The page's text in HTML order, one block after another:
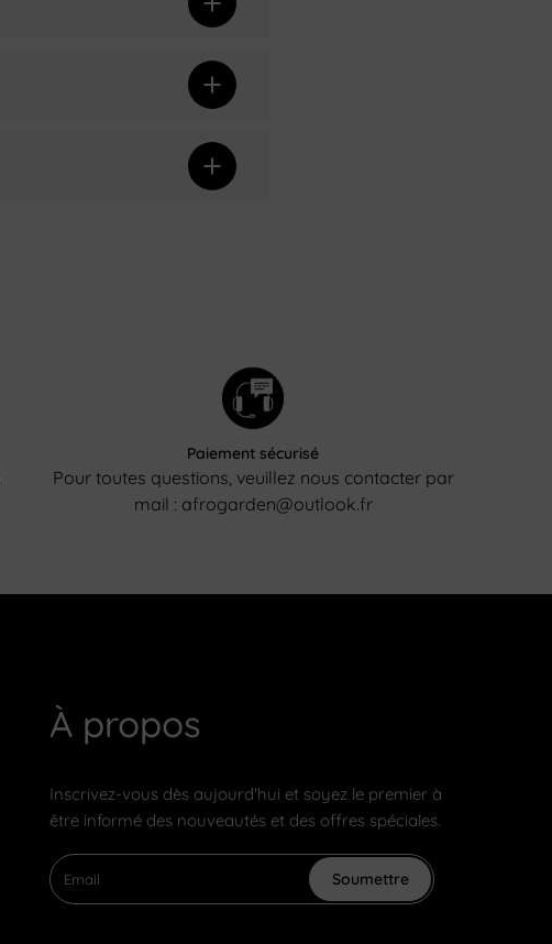
Paiement sécurisé
Pour toutes questions, veuillez nous contacter par
mail : afrogarden@outlook.fr
À propos
Inscrivez-vous dès aujourd'hui et soyez le premier à
être informé des nouveautés et des offres spéciales.
Soumettre